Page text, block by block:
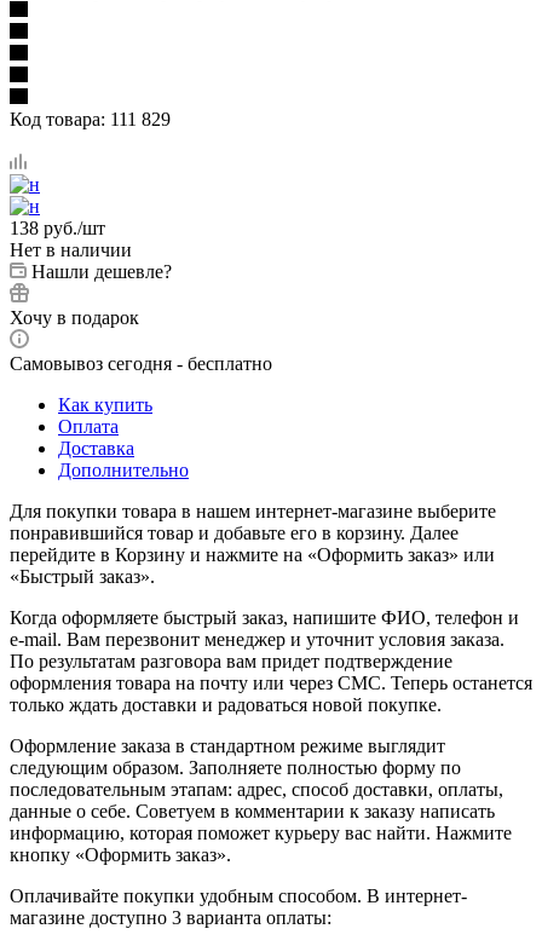
Код товара: 111 829
138 руб./шт
Нет в наличии
Нашли дешевле?
Хочу в подарок
Самовывоз сегодня - бесплатно
Как купить
Оплата
Доставка
Дополнительно
Для покупки товара в нашем интернет-магазине выберите
понравившийся товар и добавьте его в корзину. Далее
перейдите в Корзину и нажмите на «Оформить заказ» или
«Быстрый заказ».
Когда оформляете быстрый заказ, напишите ФИО, телефон и
e-mail. Вам перезвонит менеджер и уточнит условия заказа.
По результатам разговора вам придет подтверждение
оформления товара на почту или через СМС. Теперь останется
только ждать доставки и радоваться новой покупке.
Оформление заказа в стандартном режиме выглядит
следующим образом. Заполняете полностью форму по
последовательным этапам: адрес, способ доставки, оплаты,
данные о себе. Советуем в комментарии к заказу написать
информацию, которая поможет курьеру вас найти. Нажмите
кнопку «Оформить заказ».
Оплачивайте покупки удобным способом. В интернет-
магазине доступно 3 варианта оплаты: